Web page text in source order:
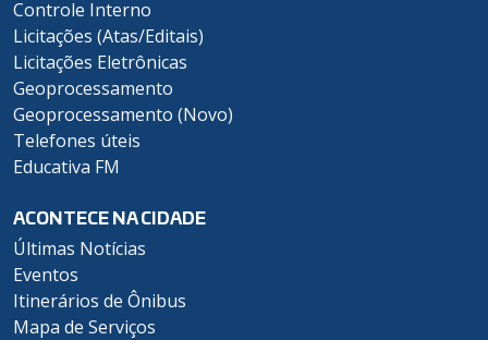
Controle Interno
Licitações (Atas/Editais)
Licitações Eletrônicas
Geoprocessamento
Geoprocessamento (Novo)
Telefones úteis
Educativa FM
ACONTECE NA CIDADE
Últimas Notícias
Eventos
Itinerários de Ônibus
Mapa de Serviços